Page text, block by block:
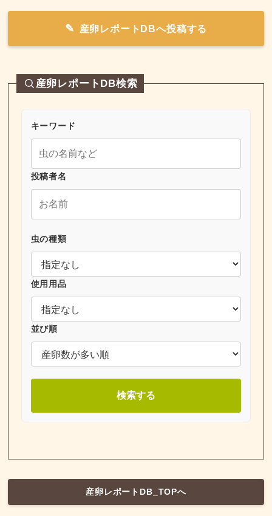
産卵レポートDBへ投稿する
産卵レポートDB検索
キーワード
投稿者名
虫の種類
使用用品
並び順
検索する
産卵レポートDB_TOPへ